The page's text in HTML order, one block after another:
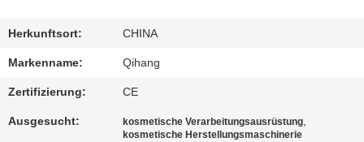
MIT
UNS
IN
VERBINDUNG
Herkunftsort: CHINA
Markenname: Qihang
Zertifizierung: CE
Ausgesucht: kosmetische Verarbeitungsausrüstung,
kosmetische Herstellungsmaschinerie